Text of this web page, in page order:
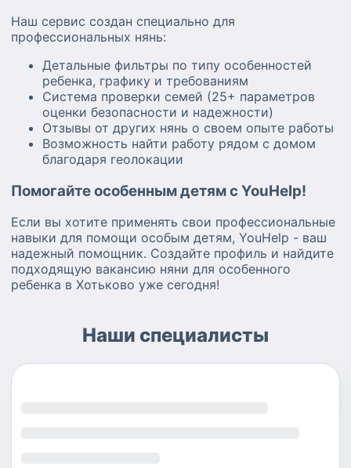
Наш сервис создан специально для
профессиональных нянь:
Детальные фильтры по типу особенностей
ребенка, графику и требованиям
Система проверки семей (25+ параметров
оценки безопасности и надежности)
Отзывы от других нянь о своем опыте работы
Возможность найти работу рядом с домом
благодаря геолокации
Помогайте особенным детям с YouHelp!
Если вы хотите применять свои профессиональные
навыки для помощи особым детям, YouHelp - ваш
надежный помощник. Создайте профиль и найдите
подходящую вакансию няни для особенного
ребенка в Хотьково уже сегодня!
Наши специалисты